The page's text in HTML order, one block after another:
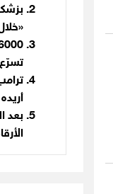
«خلال 48 ساعة» كما فعلوا
تسرّع
بعد